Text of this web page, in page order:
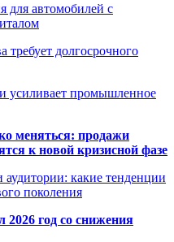
для автомобилей с
долгосрочного
и усиливает промышленное
меняться: продажи
к новой кризисной фазе
какие тенденции
поколения
год со снижения